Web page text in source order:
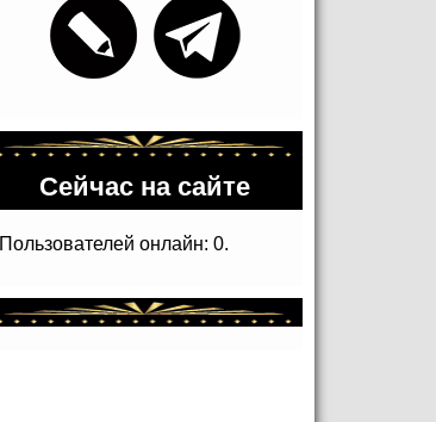
Сейчас на сайте
Пользователей онлайн: 0.